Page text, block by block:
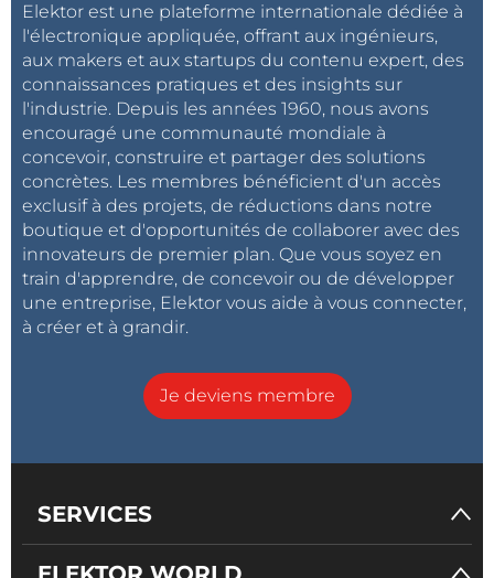
Elektor est une plateforme internationale dédiée à
l'électronique appliquée, offrant aux ingénieurs,
aux makers et aux startups du contenu expert, des
connaissances pratiques et des insights sur
l'industrie. Depuis les années 1960, nous avons
encouragé une communauté mondiale à
concevoir, construire et partager des solutions
concrètes. Les membres bénéficient d'un accès
exclusif à des projets, de réductions dans notre
boutique et d'opportunités de collaborer avec des
innovateurs de premier plan. Que vous soyez en
train d'apprendre, de concevoir ou de développer
une entreprise, Elektor vous aide à vous connecter,
à créer et à grandir.
Je deviens membre
SERVICES